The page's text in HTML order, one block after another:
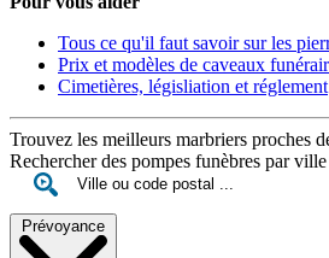
Tous ce qu'il faut savoir sur les
Prix et modèles de caveaux
Cimetières, législiation et réglement
Trouvez les meilleurs marbriers proches
Rechercher des pompes funèbres par
Prévoyance